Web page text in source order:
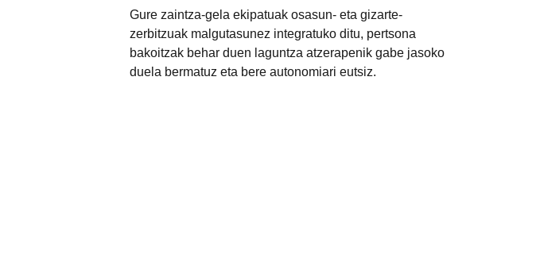
Gure zaintza-gela ekipatuak osasun- eta gizarte-
zerbitzuak malgutasunez integratuko ditu, pertsona
bakoitzak behar duen laguntza atzerapenik gabe jasoko
duela bermatuz eta bere autonomiari eutsiz.